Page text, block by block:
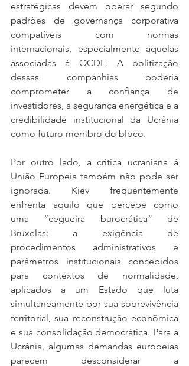
estratégicas devem operar segundo
padrões de governança corporativa
compatíveis com normas
internacionais, especialmente aquelas
associadas à OCDE. A politização
dessas companhias poderia
comprometer a confiança de
investidores, a segurança energética e a
credibilidade institucional da Ucrânia
como futuro membro do bloco.
Por outro lado, a crítica ucraniana à
União Europeia também não pode ser
ignorada. Kiev frequentemente
enfrenta aquilo que percebe como
uma “cegueira burocrática” de
Bruxelas: a exigência de
procedimentos administrativos e
parâmetros institucionais concebidos
para contextos de normalidade,
aplicados a um Estado que luta
simultaneamente por sua sobrevivência
territorial, sua reconstrução econômica
e sua consolidação democrática. Para a
Ucrânia, algumas demandas europeias
parecem desconsiderar a